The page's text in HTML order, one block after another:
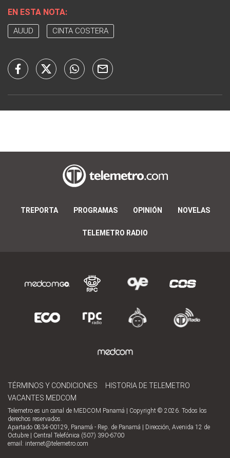
EN ESTA NOTA:
AUUD CINTA COSTERA
TREPORTA PROGRAMAS OPINIÓN NOVELAS
TELEMETRO RADIO
TÉRMINOS Y CONDICIONES
HISTORIA DE TELEMETRO
VACANTES MEDCOM
Telemetro es un canal de MEDCOM Panamá | Copyright © 2026. Todos los
derechos reservados.
Apartado 0834-00129, Panamá - Rep. de Panamá | Dirección, Avenida 12 de
Octubre | Central Telefónica (507) 390-6700
email: internet@telemetro.com